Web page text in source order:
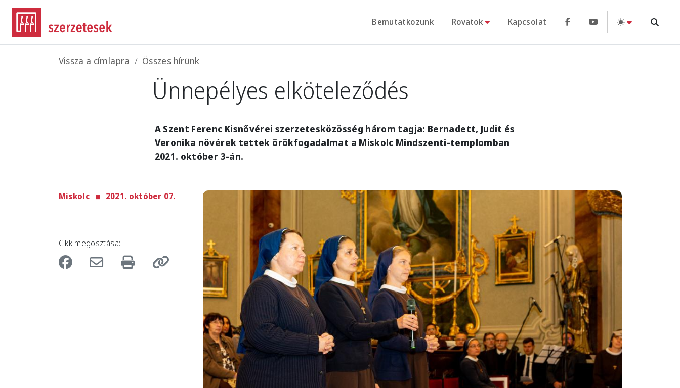
Ugrás a tartalomra
Bemutatkozunk Rovatok Kapcsolat
Morzsa
Vissza a címlapra Összes hírünk
Ünnepélyes elköteleződés
A Szent Ferenc Kisnővérei szerzetesközösség három tagja: Bernadett, Judit és
Veronika nővérek tettek örökfogadalmat a Miskolc Mindszenti-templomban
2021. október 3-án.
Miskolc 2021. október 07.
Cikk megosztása:
Image